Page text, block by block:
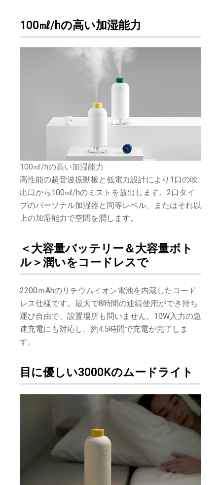
100㎖/hの高い加湿能力
100㎖/hの高い加湿能力
高性能の超音波振動板と低電力設計により1口の吹
出口から100㎖/hのミストを放出します。2口タイ
プのパーソナル加湿器と同等レベル、またはそれ以
上の加湿能力で空間を潤します。
＜大容量バッテリー＆大容量ボト
ル＞潤いをコードレスで
2200ｍAhのリチウムイオン電池を内蔵したコード
レス仕様です。最大で8時間の連続使用ができ持ち
運び自由で、設置場所も問いません。10W入力の急
速充電にも対応し、約4.5時間で充電が完了しま
す。
目に優しい3000Kのムードライト